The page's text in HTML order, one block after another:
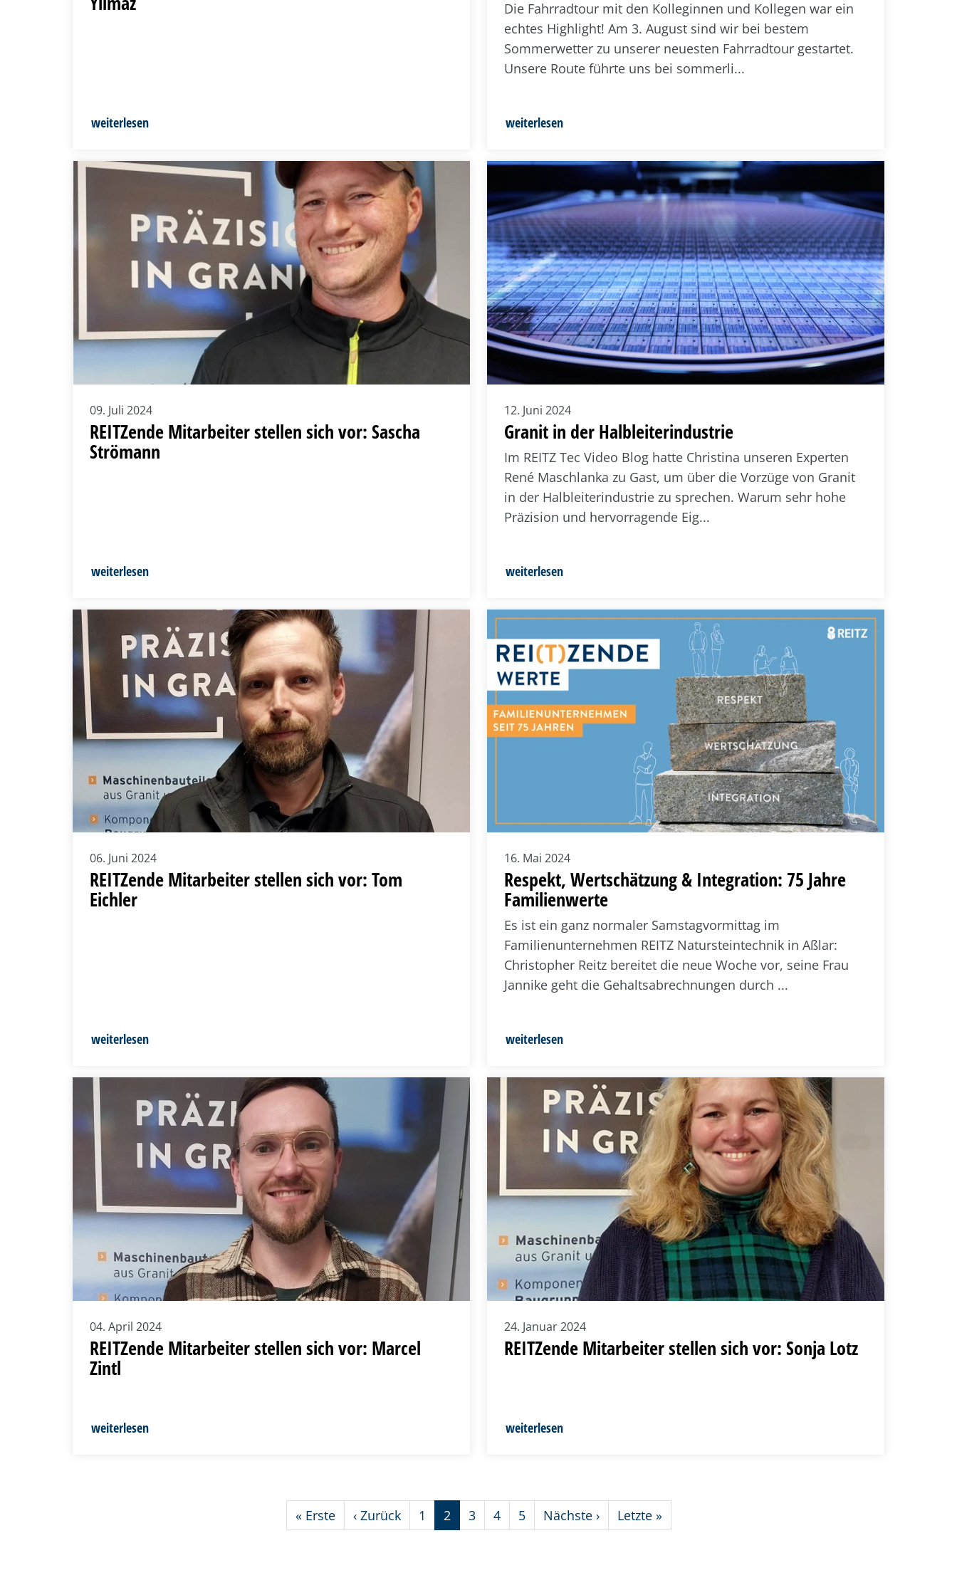
weiterlesen
Die Fahrradtour mit den Kolleginnen und Kollegen war ein
echtes Highlight! Am 3. August sind wir bei bestem
Sommerwetter zu unserer neuesten Fahrradtour gestartet.
Unsere Route führte uns bei sommerli...
weiterlesen
09. Juli 2024
REITZende Mitarbeiter stellen sich vor: Sascha
Strömann
weiterlesen
12. Juni 2024
Granit in der Halbleiterindustrie
Im REITZ Tec Video Blog hatte Christina unseren Experten
René Maschlanka zu Gast, um über die Vorzüge von Granit
in der Halbleiterindustrie zu sprechen. Warum sehr hohe
Präzision und hervorragende Eig...
weiterlesen
06. Juni 2024
REITZende Mitarbeiter stellen sich vor: Tom
Eichler
weiterlesen
16. Mai 2024
Respekt, Wertschätzung & Integration: 75 Jahre
Familienwerte
Es ist ein ganz normaler Samstagvormittag im
Familienunternehmen REITZ Natursteintechnik in Aßlar:
Christopher Reitz bereitet die neue Woche vor, seine Frau
Jannike geht die Gehaltsabrechnungen durch ...
weiterlesen
04. April 2024
REITZende Mitarbeiter stellen sich vor: Marcel
Zintl
weiterlesen
24. Januar 2024
REITZende Mitarbeiter stellen sich vor: Sonja Lotz
weiterlesen
« Erste ‹Zurück 1 2 3 4 5 Nächste › Letzte »